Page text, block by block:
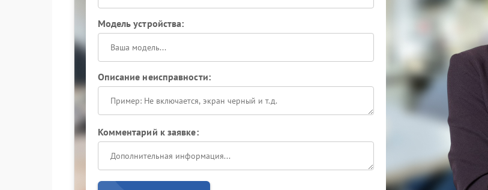
Модель устройства:
Описание неисправности:
Комментарий к заявке: